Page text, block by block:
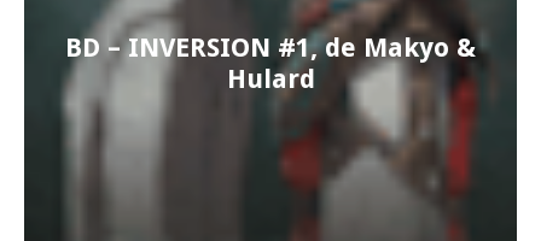
BD – INVERSION #1, de Makyo &
Hulard